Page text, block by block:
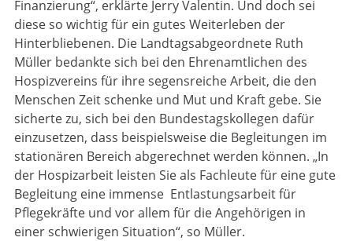
Finanzierung“, erklärte Jerry Valentin. Und doch sei
diese so wichtig für ein gutes Weiterleben der
Hinterbliebenen. Die Landtagsabgeordnete Ruth
Müller bedankte sich bei den Ehrenamtlichen des
Hospizvereins für ihre segensreiche Arbeit, die den
Menschen Zeit schenke und Mut und Kraft gebe. Sie
sicherte zu, sich bei den Bundestagskollegen dafür
einzusetzen, dass beispielsweise die Begleitungen im
stationären Bereich abgerechnet werden können. „In
der Hospizarbeit leisten Sie als Fachleute für eine gute
Begleitung eine immense Entlastungsarbeit für
Pflegekräfte und vor allem für die Angehörigen in
einer schwierigen Situation“, so Müller.